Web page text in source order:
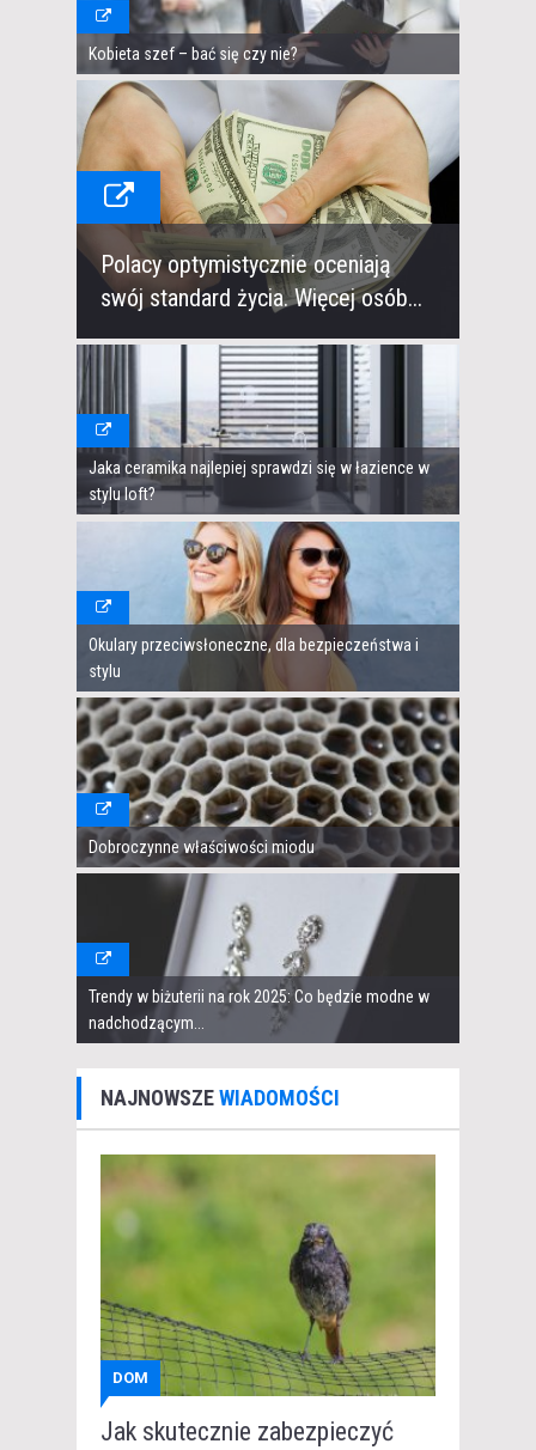
Kobieta szef – bać się czy nie?
Polacy optymistycznie oceniają
swój standard życia. Więcej osób...
Jaka ceramika najlepiej sprawdzi się w łazience w
stylu loft?
Okulary przeciwsłoneczne, dla bezpieczeństwa i
stylu
Dobroczynne właściwości miodu
Trendy w biżuterii na rok 2025: Co będzie modne w
nadchodzącym...
NAJNOWSZEWIADOMOŚCI
DOM
Jak skutecznie zabezpieczyć